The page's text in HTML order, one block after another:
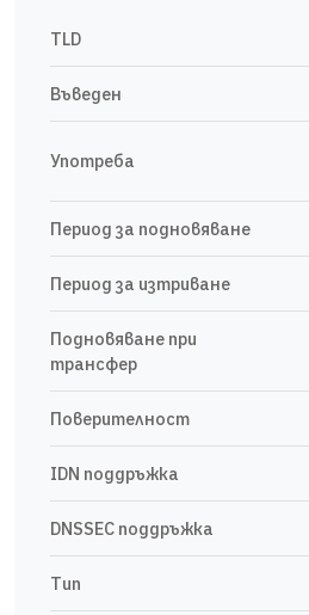
TLD
Въведен
Употреба
Период за подновяване
Период за изтриване
Подновяване при
трансфер
Поверителност
IDN поддръжка
DNSSEC поддръжка
Тип